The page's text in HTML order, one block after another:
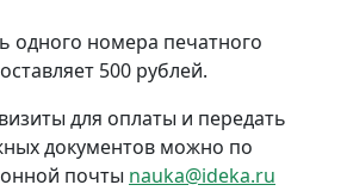
одного номера печатного
500 рублей.
для оплаты и передать
документов можно по
почты nauka@ideka.ru